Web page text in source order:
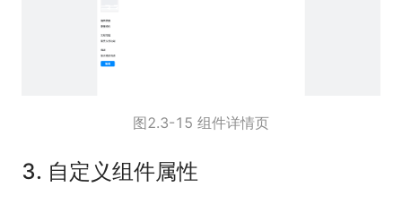
图2.3-15 组件详情页
3. 自定义组件属性